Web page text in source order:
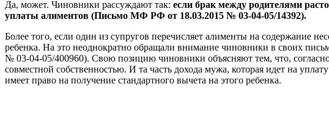
Да, может. Чиновники рассуждают так: если брак между родителями
уплаты алиментов (Письмо МФ РФ от 18.03.2015 № 03-04-05/14392).
Более того, если один из супругов перечисляет алименты на содержание
ребенка. На это неоднократно обращали внимание чиновники в своих
№ 03-04-05/400960). Свою позицию чиновники объясняют тем, что,
совместной собственностью. И та часть дохода мужа, которая идет на
имеет право на получение стандартного вычета на этого ребенка.